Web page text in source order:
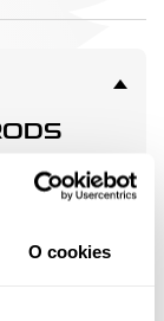
O cookies